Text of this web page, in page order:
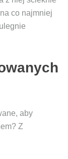
co najmniej
aby
Z